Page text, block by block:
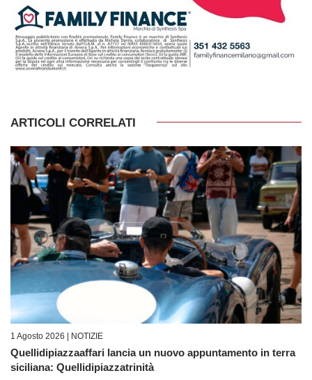
ARTICOLI CORRELATI
1 Agosto 2026 | NOTIZIE
Quellidipiazzaaffari lancia un nuovo appuntamento in terra
siciliana: Quellidipiazzatrinità